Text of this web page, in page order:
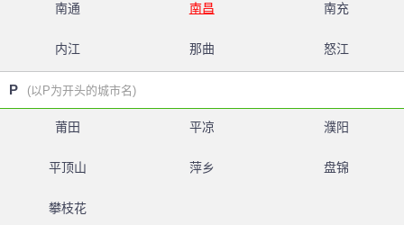
南通 南昌 南充
内江 那曲 怒江
P (以P为开头的城市名)
莆田 平凉 濮阳
平顶山 萍乡 盘锦
攀枝花